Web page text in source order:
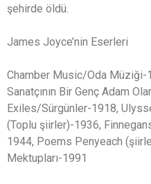
şehirde öldü.
James Joyce’nin Eserleri
Chamber Music/Oda Müziği-
Sanatçının Bir Genç Adam
Exiles/Sürgünler-1918,
(Toplu şiirler)-1936,
1944, Poems Penyeach
Mektupları-1991